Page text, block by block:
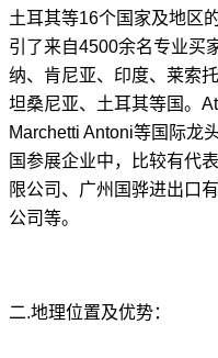
土耳其等16个国家及地区
引了来自4500余名专业买
纳、肯尼亚、印度、莱索
坦桑尼亚、土耳其等国。
Marchetti Antoni等国际龙
国参展企业中，比较有代
限公司、广州国骅进出口
公司等。
二.地理位置及优势：